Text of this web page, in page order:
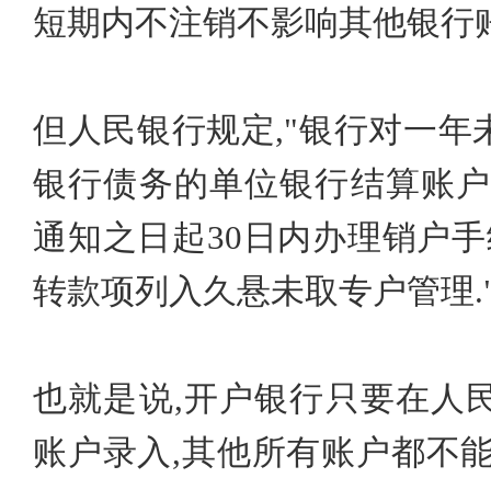
短期内不注销不影响其他银行
但人民银行规定,"银行对一年
银行债务的单位银行结算账
通知之日起30日内办理销户
转款项列入久悬未取专户管理
也就是说,开户银行只要在人
账户录入,其他所有账户都不